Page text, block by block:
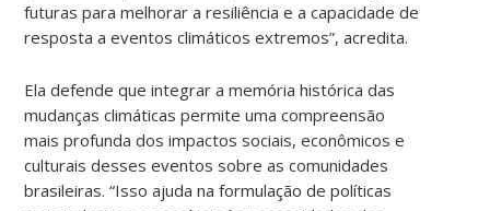
futuras para melhorar a resiliência e a capacidade de
resposta a eventos climáticos extremos”, acredita.
Ela defende que integrar a memória histórica das
mudanças climáticas permite uma compreensão
mais profunda dos impactos sociais, econômicos e
culturais desses eventos sobre as comunidades
brasileiras. “Isso ajuda na formulação de políticas